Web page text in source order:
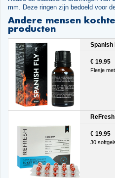
mm. Deze ringen zijn bedoeld voor
Andere mensen
producten
Spanish
€ 19.95
Flesje
€ 19.95
30